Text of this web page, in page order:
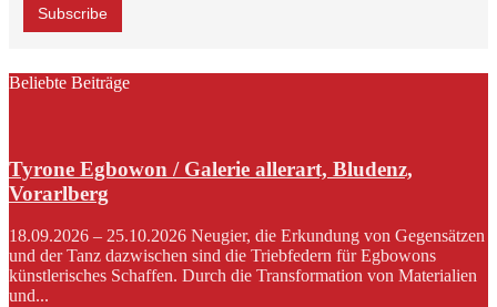
Beliebte Beiträge
Tyrone Egbowon / Galerie allerart, Bludenz,
Vorarlberg
18.09.2026 – 25.10.2026 Neugier, die Erkundung von Gegensätzen
und der Tanz dazwischen sind die Triebfedern für Egbowons
künstlerisches Schaffen. Durch die Transformation von Materialien
und...